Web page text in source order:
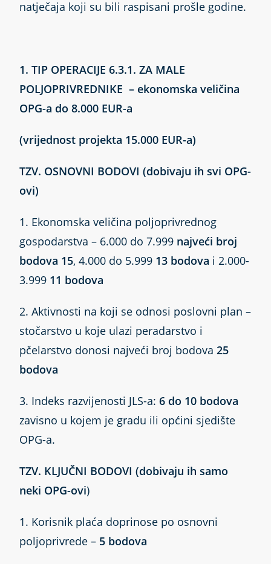
natječaja koji su bili raspisani prošle godine.
1. TIP OPERACIJE 6.3.1. ZA MALE
POLJOPRIVREDNIKE – ekonomska veličina
OPG-a do 8.000 EUR-a
(vrijednost projekta 15.000 EUR-a)
TZV. OSNOVNI BODOVI (dobivaju ih svi OPG-
ovi)
1. Ekonomska veličina poljoprivrednog
gospodarstva – 6.000 do 7.999 najveći broj
bodova 15, 4.000 do 5.999 13 bodova i 2.000-
3.999 11 bodova
2. Aktivnosti na koji se odnosi poslovni plan –
stočarstvo u koje ulazi peradarstvo i
pčelarstvo donosi najveći broj bodova25
bodova
3. Indeks razvijenosti JLS-a:6 do 10 bodova
zavisno u kojem je gradu ili općini sjedište
OPG-a.
TZV. KLJUČNI BODOVI (dobivaju ih samo
neki OPG-ovi)
1. Korisnik plaća doprinose po osnovni
poljoprivrede – 5 bodova